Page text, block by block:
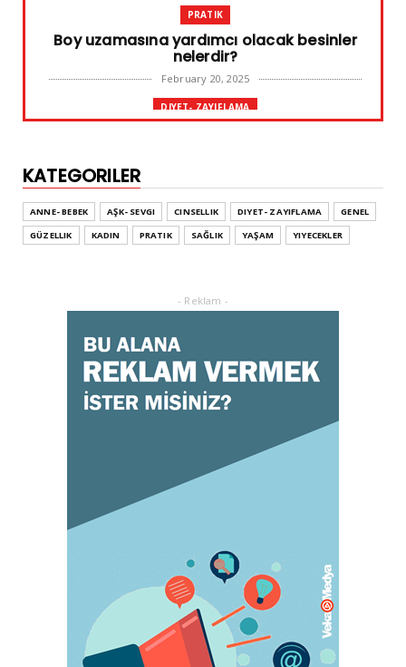
PRATIK
Boy uzamasına yardımcı olacak besinler
nelerdir?
February 20, 2025
DIYET- ZAYIFLAMA
Leke ve çatlak tedavisinde radyofrekans
yöntemi
February 02, 2025
Dufold Etiketler Hakkında Bilgi
Doğru ayakkabı mutlu çocuk!
July 31, 2023
Orgazm olan kadınlar daha çabuk hamile
kalıyor
May 05, 2023
KATEGORILER
ANNE- BEBEK AŞK- SEVGI CINSELLIK DIYET- ZAYIFLAMA
GENEL
GÜZELLIK
KADIN PRATIK SAĞLIK YAŞAM YIYECEKLER
- Reklam -